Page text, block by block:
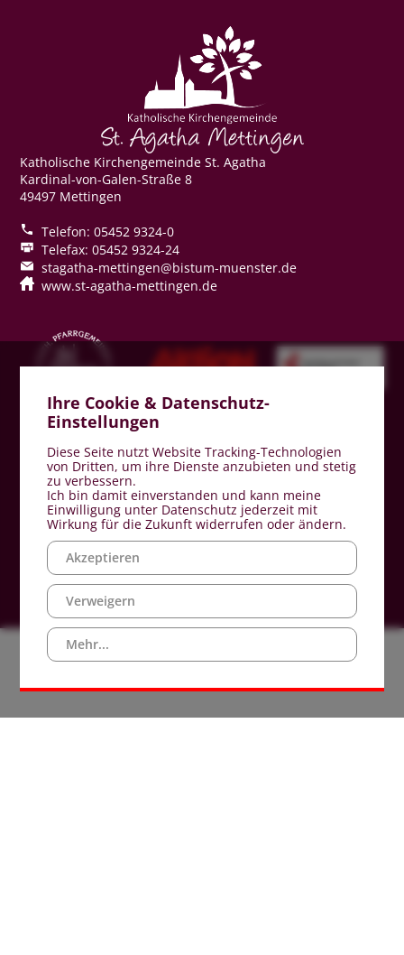
Katholische Kirchengemeinde St. Agatha
Kardinal-von-Galen-Straße 8
49497 Mettingen
Telefon: 05452 9324-0
Telefax: 05452 9324-24
stagatha-mettingen@bistum-muenster.de
www.st-agatha-mettingen.de
Impressum
Datenschutz
Hinweisgeberschutz
Ihre Cookie & Datenschutz-
Einstellungen
Diese Seite nutzt Website Tracking-Technologien
von Dritten, um ihre Dienste anzubieten und stetig
zu verbessern.
Ich bin damit einverstanden und kann meine
Einwilligung unter Datenschutz jederzeit mit
Wirkung für die Zukunft widerrufen oder ändern.
Akzeptieren
Verweigern
Mehr...